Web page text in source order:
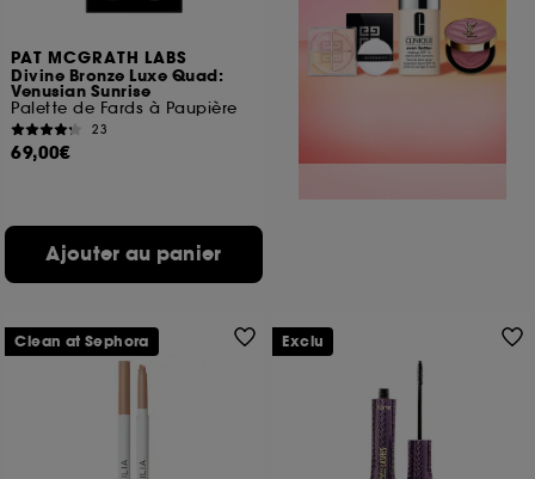
PAT MCGRATH LABS
Divine Bronze Luxe Quad:
Venusian Sunrise
Palette de Fards à Paupière
23
69,00€
Ajouter au panier
Clean at Sephora Exclu